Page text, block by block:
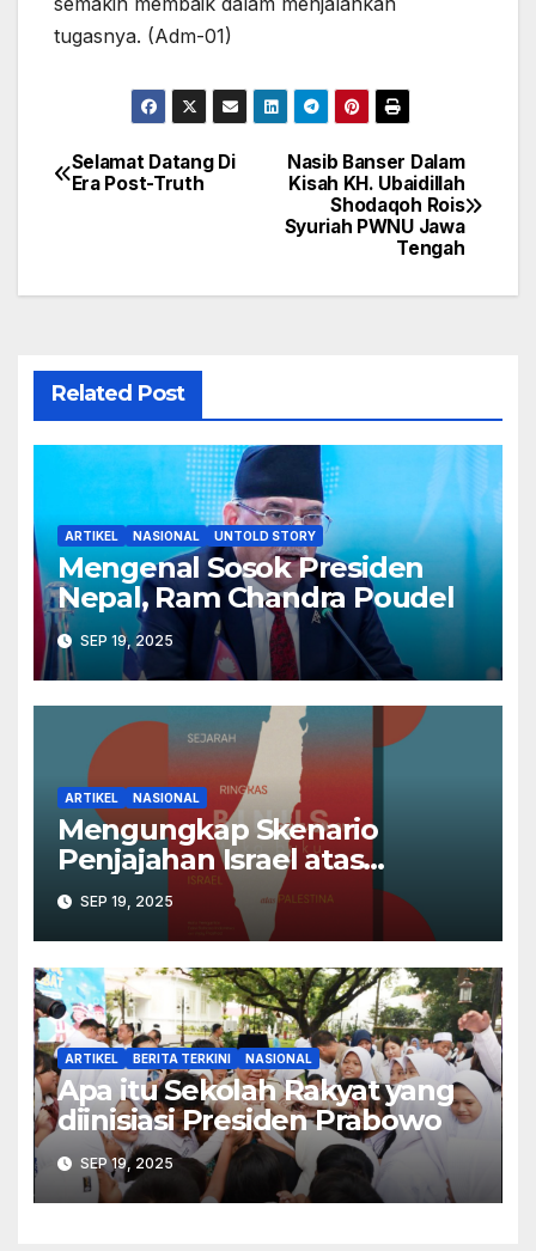
tugasnya. (Adm-01)
Navigasi
Nasib Banser Dalam
Kisah KH. Ubaidillah
Shodaqoh Rois
Syuriah PWNU Jawa
Tengah
Selamat Datang Di
Era Post-Truth
Related Post
ARTIKEL NASIONAL UNTOLD STORY
Mengenal Sosok Presiden
Nepal, Ram Chandra Poudel
SEP 19, 2025
ARTIKEL NASIONAL
Mengungkap Skenario
Penjajahan Israel atas
Palestina dalam Buku Ilan
Pappé
SEP 19, 2025
ARTIKEL BERITA TERKINI NASIONAL
Apa itu Sekolah Rakyat yang
diinisiasi Presiden Prabowo
SEP 19, 2025